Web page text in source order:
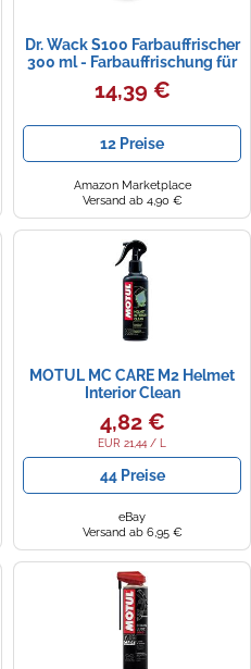
Dr. Wack S100 Farbauffrischer
300 ml - Farbauffrischung für
Motorrad - Schutz vor
Ausbleichen - Pflegespray
Farbpflege für alle
Oberflächen - Hochwertige
Motorradpflege
14,39 €
12 Preise
Amazon Marketplace
Versand ab 4,90 €
MOTUL MC CARE M2 Helmet
Interior Clean
Helminnenreiniger 250ml
Sprühflasche
4,82 €
EUR 21,44 / L
44 Preise
eBay
Versand ab 6,95 €